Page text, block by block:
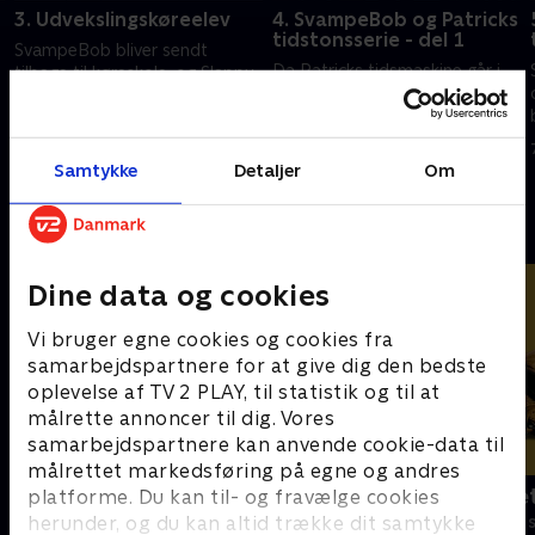
Samtykke Detaljer Om
Dine data og cookies
Vi bruger egne cookies og cookies fra
samarbejdspartnere for at give dig den bedste
oplevelse af TV 2 PLAY, til statistik og til at
målrette annoncer til dig. Vores
samarbejdspartnere kan anvende cookie-data til
målrettet markedsføring på egne og andres
platforme. Du kan til- og fravælge cookies
herunder, og du kan altid trække dit samtykke
3. Udvekslingskøreelev
SvampeBob bliver sendt
tilbage til køreskole, og Slappy
4. SvampeBob og Patricks
tidstonsserie - del 1
Da Patricks tidsmaskine går i
stykker, bliver SvampeBobs
historie pludselig omskrevet af
tidsrejsende ballademagere.
7. februar 2026 • 22 min
Andre så også
F for får
Børneserier • 5 sæsoner
Spørg
Børneserier • 1